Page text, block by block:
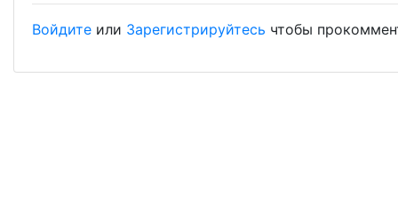
Войдите или Зарегистрируйтесь чтобы